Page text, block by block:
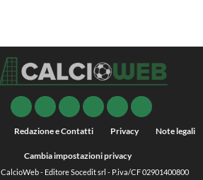
Redazione e Contatti Privacy Note legali
Cambia impostazioni privacy
CalcioWeb- Editore Socedit srl - P.iva/CF 02901400800